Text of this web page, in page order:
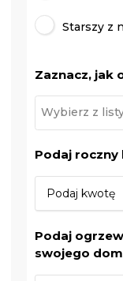
Starszy z
Zaznacz, jak
Podaj
Podaj
swojego